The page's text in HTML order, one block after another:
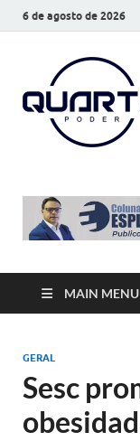
6 de agosto de 2026
MAIN MENU
GERAL
Sesc